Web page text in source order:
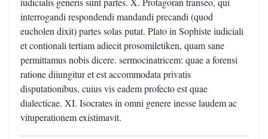
interrogandi respondendi mandandi precandi (quod
eucholen dixit) partes solas putat. Plato in Sophiste iudiciali
et contionali tertiam adiecit prosomiletiken, quam sane
permittamus nobis dicere. sermocinatricem: quae a forensi
ratione diiungitur et est accommodata privatis
disputationibus, cuius vis eadem profecto est quae
dialecticae. XI. Isocrates in omni genere inesse laudem ac
vituperationem existimavit.